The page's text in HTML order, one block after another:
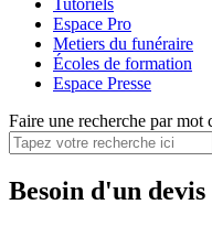
Tutoriels
Espace Pro
Metiers du funéraire
Écoles de formation
Espace Presse
Faire une recherche par mot
Besoin d'un devis